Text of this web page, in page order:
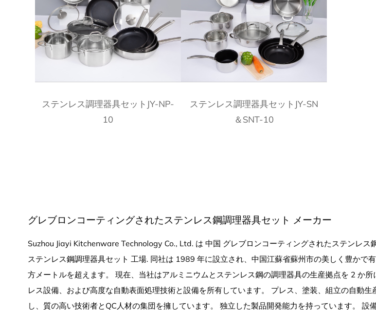
ステンレス調理器具セットJY-NP-
10
ステンレス調理器具セットJY-SN
＆SNT-10
グレブロンコーティングされたステンレス鋼調理器具セット メーカー
Suzhou Jiayi Kitchenware Technology Co., Ltd. は 中国 グレブロンコーティングされたステンレス
ステンレス鋼調理器具セット 工場. 同社は 1989 年に設立され、中国江蘇省蘇州市の美しく豊かで
方メートルを超えます。 現在、当社はアルミニウムとステンレス鋼の調理器具の生産拠点を 2 か
レス設備、および高度な自動表面処理技術と設備を所有しています。 プレス、塗装、組立の自動
し、質の高い技術者とQC人材の集団を擁しています。 独立した製品開発能力を持っています。 設